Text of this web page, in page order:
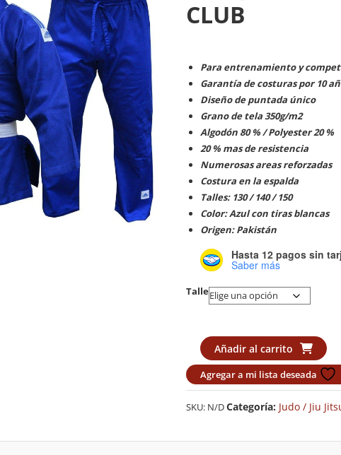
CLUB
Para entrenamiento y
Garantía de costuras por 10
Diseño de puntada único
Grano de tela 350g/m2
Algodón 80 % / Polyester 20 %
20 % mas de resistencia
Numerosas areas reforzadas
Costura en la espalda
Talles: 130 / 140 / 150
Color: Azul con tiras blancas
Origen: Pakistán
Hasta 12 pagos sin
Saber más
Talle
Judogi
Adidas
Azul
J350B
CLUB
Añadir al carrito
Agregar a mi lista deseada
SKU: N/DCategoría: Judo / Jiu